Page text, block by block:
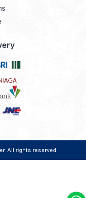
. All rights reserved.